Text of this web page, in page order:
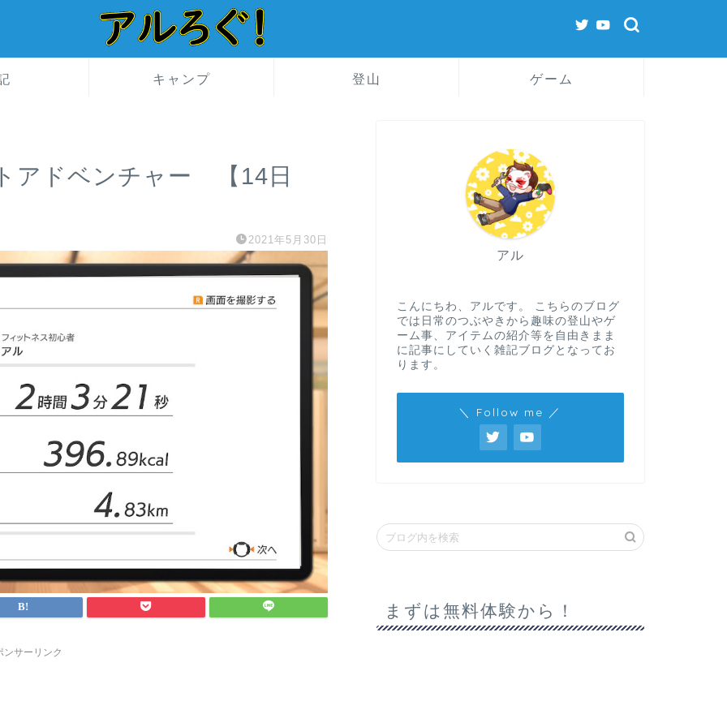
キャンプ 登山 ゲーム
アドベンチャー 【14日
2021年5月30日
ンサーリンク
アル
こんにちわ、アルです。 こちらのブログ
では日常のつぶやきから趣味の登山やゲ
ーム事、アイテムの紹介等を自由きまま
に記事にしていく雑記ブログとなってお
ります。
＼ Follow me ／
まずは無料体験から！